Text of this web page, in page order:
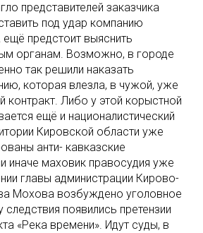
представителей заказчика
под удар компанию
ещё предстоит выяснить
органам. Возможно, в городе
так решили наказать
которая влезла, в чужой, уже
контракт. Либо у этой корыстной
ещё и националистический
Кировской области уже
анти- кавказские
иначе маховик правосудия уже
главы администрации Кирово-
Мохова возбуждено уголовное
следствия появились претензии
«Река времени». Идут суды, в